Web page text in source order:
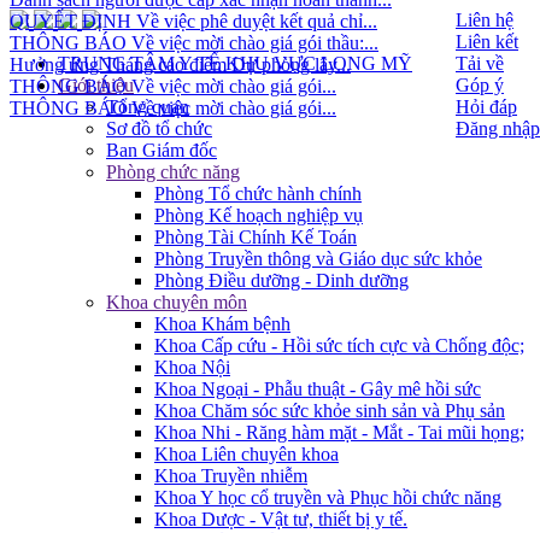
Liên hệ
Liên kết
Tải về
Góp ý
Hỏi đáp
Đăng nhập
TRUNG TÂM Y TẾ KHU VỰC LONG MỸ
Giới thiệu
Tổng quan
Sơ đồ tổ chức
Ban Giám đốc
Phòng chức năng
Phòng Tổ chức hành chính
Phòng Kế hoạch nghiệp vụ
Phòng Tài Chính Kế Toán
Phòng Truyền thông và Giáo dục sức khỏe
Phòng Điều dưỡng - Dinh dưỡng
Khoa chuyên môn
Khoa Khám bệnh
Khoa Cấp cứu - Hồi sức tích cực và Chống độc;
Khoa Nội
Khoa Ngoại - Phẫu thuật - Gây mê hồi sức
Khoa Chăm sóc sức khỏe sinh sản và Phụ sản
Khoa Nhi - Răng hàm mặt - Mắt - Tai mũi họng;
Khoa Liên chuyên khoa
Khoa Truyền nhiễm
Khoa Y học cổ truyền và Phục hồi chức năng
Khoa Dược - Vật tư, thiết bị y tế.
THÔNG BÁO Về việc mời chào giá gói thầu:...
Hưởng ứng Tháng cao điểm Dự phòng lây...
THÔNG BÁO Về việc mời chào giá gói...
THÔNG BÁO Về việc mời chào giá gói...